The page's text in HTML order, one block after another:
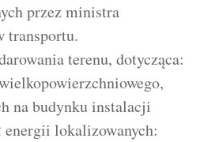
przez ministra
transportu.
terenu, dotycząca:
na budynku instalacji
energii lokalizowanych: